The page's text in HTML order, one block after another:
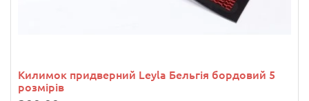
Килимок придверний Leyla Бельгія бордовий 5
розмірів